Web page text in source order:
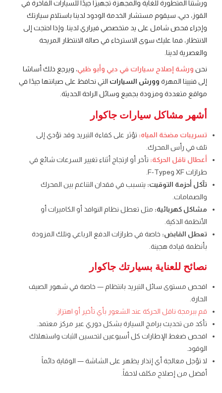
ورشتنا المتطورة للغاية والمجهزة تجهيزًا جيدًا للسيارات الفاخرة في
القوز، دبي، سيقوم مستشار الخدمة الودود لدينا باستلام سيارتك
وإجراء فحص شامل على يد متخصصي فيراري لدينا. وإذا احتجت إلى
الانتظار، فما عليك سوى الاسترخاء في صالة الانتظار المريحة
والعصرية لدينا.
نحن ورشة إصلاح سيارات في دبي وأبو ظبي، ويرجع ذلك أساسًا
إلى فنيينا المهرة وورش السيارات التي نحافظ على صيانتها جيدًا في
مواقع متعددة ومزودة بجميع وسائل الراحة الحديثة.
أشهر مشاكل سيارات جاكوار
تسريبات مضخة المياه: تؤثر على كفاءة التبريد وقد تؤدي إلى
تلف في رأس المحرك.
أعطال ناقل الحركة: تأخر أو ارتجاج أثناء تغيير السرعات شائع في
طرازات XF وF-Type.
تآكل أحزمة التوقيت: يتسبب في فقدان التناغم بين المحرك
والصمامات.
مشاكل كهربائية: مثل تعطل نظام النوافذ أو الكاميرات أو
الأنظمة الذكية.
تعطل القابض: خاصة في طرازات الدفع الرباعي وتلك المزودة
بأنظمة قيادة هجينة.
نصائح للعناية بسيارتك جاكوار
افحص مستوى سائل التبريد بانتظام — خاصة في شهور الصيف
الحارة.
قم ببرمجة ناقل الحركة عند الشعور بأي تأخير أو اهتزاز.
تأكد من تحديث برامج السيارة بشكل دوري عبر مركز معتمد.
افحص ضغط الإطارات كل أسبوعين لتحسين الثبات واستهلاك
الوقود.
لا تؤجل معالجة أي إنذار يظهر على الشاشة — الوقاية دائماً
أفضل من إصلاح مكلف لاحقاً.